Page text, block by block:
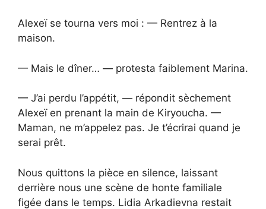
Alexeï se tourna vers moi : — Rentrez à la
maison.
— Mais le dîner… — protesta faiblement Marina.
— J’ai perdu l’appétit, — répondit sèchement
Alexeï en prenant la main de Kiryoucha. —
Maman, ne m’appelez pas. Je t’écrirai quand je
serai prêt.
Nous quittons la pièce en silence, laissant
derrière nous une scène de honte familiale
figée dans le temps. Lidia Arkadievna restait